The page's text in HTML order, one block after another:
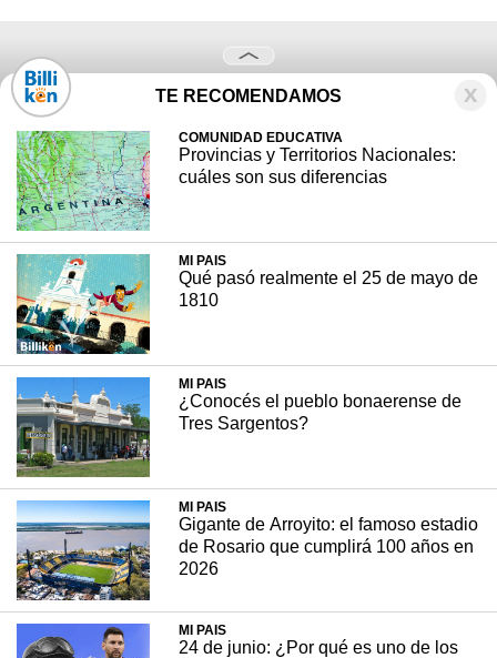
Conmovido por la defensa de la soberanía que
planteaba Juan Manuel de Rosas, decidió
legarle su sable libertador. En esta nota,
Billiken te cuenta más sobre esta anécdota.
1ER CICLO - EFEMÉRIDES
TE RECOMENDAMOS
COMUNIDAD EDUCATIVA
Provincias y Territorios Nacionales:
cuáles son sus diferencias
MI PAIS
Qué pasó realmente el 25 de mayo de
1810
MI PAIS
¿Conocés el pueblo bonaerense de
Tres Sargentos?
MI PAIS
Gigante de Arroyito: el famoso estadio
de Rosario que cumplirá 100 años en
2026
MI PAIS
24 de junio: ¿Por qué es uno de los